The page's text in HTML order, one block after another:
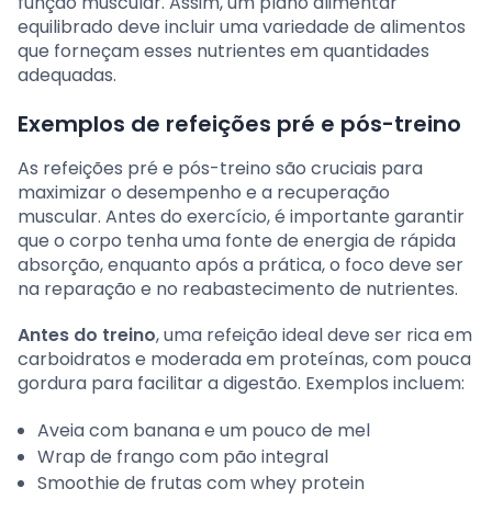
equilibrado deve incluir uma variedade de alimentos
que forneçam esses nutrientes em quantidades
adequadas.
Exemplos de refeições pré e pós-treino
As refeições pré e pós-treino são cruciais para
maximizar o desempenho e a recuperação
muscular. Antes do exercício, é importante garantir
que o corpo tenha uma fonte de energia de rápida
absorção, enquanto após a prática, o foco deve ser
na reparação e no reabastecimento de nutrientes.
Antes do treino, uma refeição ideal deve ser rica em
carboidratos e moderada em proteínas, com pouca
gordura para facilitar a digestão. Exemplos incluem:
Aveia com banana e um pouco de mel
Wrap de frango com pão integral
Smoothie de frutas com whey protein